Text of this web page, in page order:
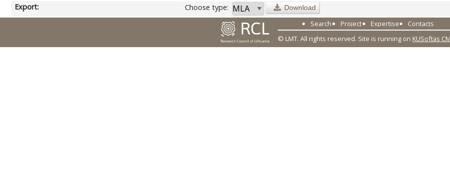
Export:
Choose type: Download
Search Project Expertise
Contacts
© LMT. All rights reserved. Site is running on KUSoftas